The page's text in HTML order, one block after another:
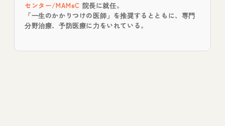
センター/MAMeC 院長に就任。
「一生のかかりつけの医師」を推奨するとともに、専門
分野治療、予防医療に力をいれている。